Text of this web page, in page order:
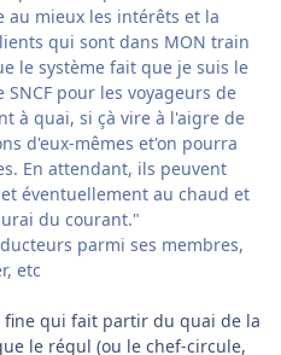
au mieux les intérêts et la
qui sont dans MON train
le système fait que je suis le
pour les voyageurs de
à quai, si çà vire à l'aigre de
d'eux-mêmes et'on pourra
En attendant, ils peuvent
éventuellement au chaud et
du courant."
parmi ses membres,
etc
qui fait partir du quai de la
le régul (ou le chef-circule,